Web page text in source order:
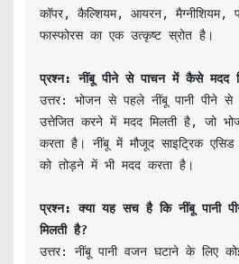
कॉपर, कैल्शियम, आयरन, मैग्नीशियम,
फास्फोरस का एक उत्कृष्ट स्रोत है।
प्रश्न: नींबू पीने से पाचन में कैसे मदद
उत्तर: भोजन से पहले नींबू पानी पीने
उत्तेजित करने में मदद मिलती है, जो
करता है। नींबू में मौजूद साइट्रिक
को तोड़ने में भी मदद करता है।
प्रश्न: क्या यह सच है कि नींबू पानी
मिलती है?
उत्तर: नींबू पानी वजन घटाने के लिए